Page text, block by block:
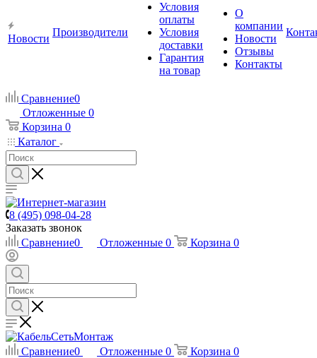
Новости
Производители
Условия
оплаты
Условия
доставки
Гарантия
на товар
О
компании
Новости
Отзывы
Контакты
Сравнение0
Отложенные 0
Корзина 0
Каталог
8 (495) 098-04-28
Заказать звонок
Сравнение0 Отложенные 0 Корзина 0
Сравнение0 Отложенные 0 Корзина 0